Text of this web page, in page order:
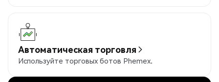
Автоматическая торговля
Используйте торговых ботов Phemex.